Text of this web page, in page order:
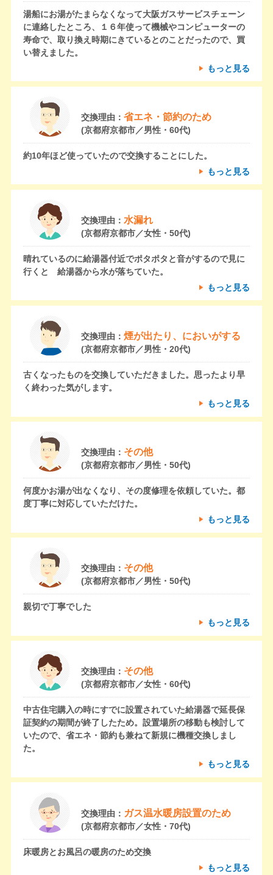
湯船にお湯がたまらなくなって大阪ガスサービスチェーン
に連絡したところ、１６年使って機械やコンピューターの
寿命で、取り換え時期にきているとのことだったので、買
い替えました。
もっと見る
交換理由： 省エネ・節約のため
(京都府京都市／男性・60代)
約10年ほど使っていたので交換することにした。
もっと見る
交換理由： 水漏れ
(京都府京都市／女性・50代)
晴れているのに給湯器付近でポタポタと音がするので見に
行くと 給湯器から水が落ちていた。
もっと見る
交換理由： 煙が出たり、においがする
(京都府京都市／男性・20代)
古くなったものを交換していただきました。思ったより早
く終わった気がします。
もっと見る
交換理由： その他
(京都府京都市／男性・50代)
何度かお湯が出なくなり、その度修理を依頼していた。都
度丁寧に対応していただけた。
もっと見る
交換理由： その他
(京都府京都市／男性・50代)
親切で丁寧でした
もっと見る
交換理由： その他
(京都府京都市／女性・60代)
中古住宅購入の時にすでに設置されていた給湯器で延長保
証契約の期間が終了したため。設置場所の移動も検討して
いたので、省エネ・節約も兼ねて新規に機種交換しまし
た。
もっと見る
交換理由： ガス温水暖房設置のため
(京都府京都市／女性・70代)
床暖房とお風呂の暖房のため交換
もっと見る